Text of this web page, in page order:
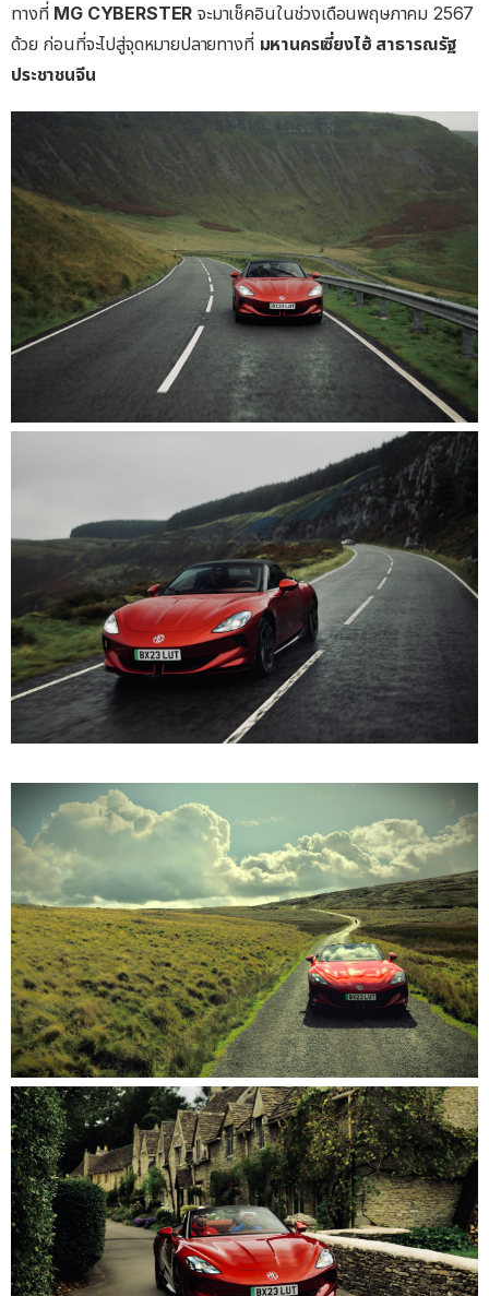
ทางที่ MG CYBERSTER จะมาเช็คอินในช่วงเดือนพฤษภาคม 2567
ด้วย ก่อนที่จะไปสู่จุดหมายปลายทางที่ มหานครเซี่ยงไฮ้ สาธารณรัฐ
ประชาชนจีน